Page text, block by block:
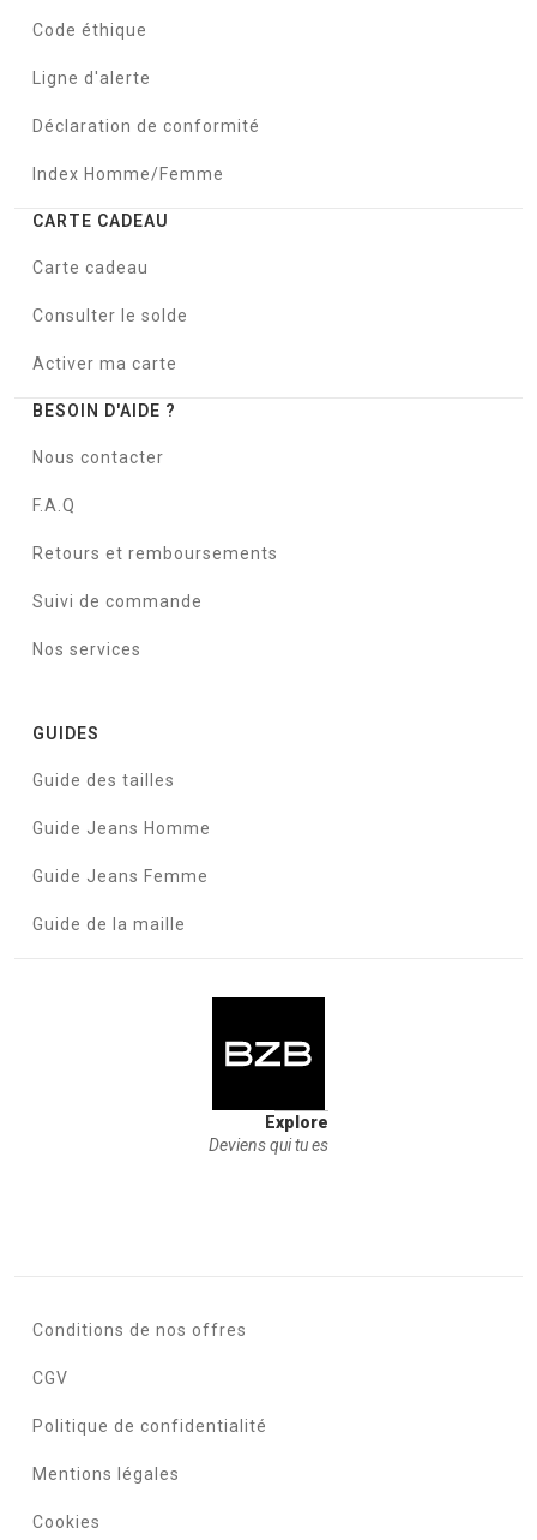
Code éthique
Ligne d'alerte
Déclaration de conformité
Index Homme/Femme
CARTE CADEAU
Carte cadeau
Consulter le solde
Activer ma carte
BESOIN D'AIDE ?
Nous contacter
F.A.Q
Retours et remboursements
Suivi de commande
Nos services
GUIDES
Guide des tailles
Guide Jeans Homme
Guide Jeans Femme
Guide de la maille
Explore
Deviens qui tu es
Conditions de nos offres
CGV
Politique de confidentialité
Mentions légales
Cookies